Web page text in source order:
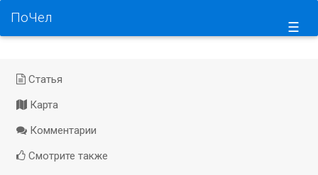
☰
ПоЧел
Статья
Карта
Комментарии
Смотрите также